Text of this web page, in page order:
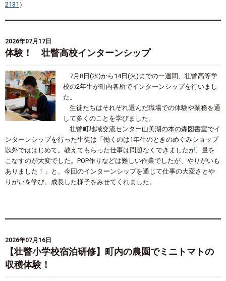
2131 ）
2026年07月17日
体験！ 壮瞥高校インターンシップ
7月8日(水)から14日(火)までの一週間、壮瞥高等学
校の2年生が町内各所でインターンシップを行いまし
た。
生徒たちはそれぞれ選んだ職場での体験や業務を通
して多くのことを学びました。
壮瞥町地域交流センター山美湖の本の森図書室でイ
ンターンシップを行った生徒は「働くのは1年生のときのめぐみショップ
以外でははじめて。教えてもらった仕事は問題なくできましたが、量を
こなすのが大変でした。POP作りなどは難しい作業でしたが、やりがいも
ありました！」と、今回のインターンシップを通じて仕事の大変さとや
りがいを学び、成長した様子をみせてくれました。
2026年07月16日
【壮瞥小学校宿泊研修】町内の農園でミニトマトの
収穫体験！